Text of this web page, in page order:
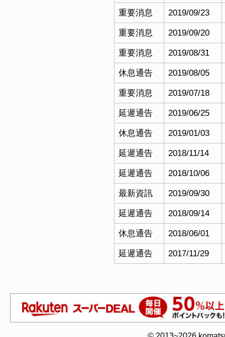
重要消息 2019/09/23
重要消息 2019/09/20
重要消息 2019/08/31
休息通告 2019/08/05
重要消息 2019/07/18
延遲通告 2019/06/25
休息通告 2019/01/03
延遲通告 2018/11/14
延遲通告 2018/10/06
最新資訊 2019/09/30
延遲通告 2018/09/14
休息通告 2018/06/01
延遲通告 2017/11/29